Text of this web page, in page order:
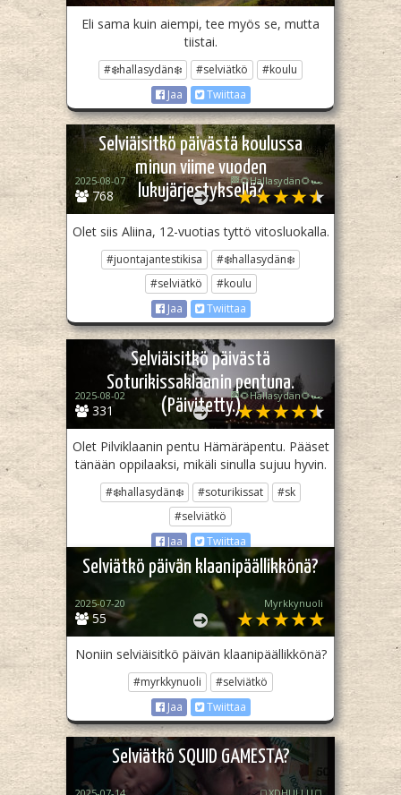
Eli sama kuin aiempi, tee myös se, mutta
tiistai.
#❄️hallasydän❄️ #selviätkö
#koulu
Jaa
Twiittaa
Selviäisitkö päivästä koulussa
minun viime vuoden
lukujärjestyksellä?
768
2025-08-07 🏁🌻Hallasydän🌻🏎️
Olet siis Aliina, 12-vuotias tyttö vitosluokalla.
#juontajantestikisa
#❄️hallasydän❄️
#selviätkö
#koulu
Jaa
Twiittaa
Selviäisitkö päivästä
Soturikissaklaanin pentuna.
(Päivitetty.)
331
2025-08-02 🏁🌻Hallasydän🌻🏎️
Olet Pilviklaanin pentu Hämäräpentu. Pääset
tänään oppilaaksi, mikäli sinulla sujuu hyvin.
#❄️hallasydän❄️ #soturikissat
#sk
#selviätkö
Jaa
Twiittaa
Selviätkö päivän klaanipäällikkönä?
55
2025-07-20 Myrkkynuoli
Noniin selviäisitkö päivän klaanipäällikkönä?
#myrkkynuoli
#selviätkö
Jaa
Twiittaa
Selviätkö SQUID GAMESTA?